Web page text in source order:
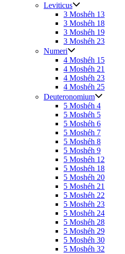
Leviticus
3 Moshéh 13
3 Moshéh 18
3 Moshéh 19
3 Moshéh 23
Numeri
4 Moshéh 15
4 Moshéh 21
4 Moshéh 23
4 Moshéh 25
Deuteronomium
5 Moshéh 4
5 Moshéh 5
5 Moshéh 6
5 Moshéh 7
5 Moshéh 8
5 Moshéh 9
5 Moshéh 12
5 Moshéh 18
5 Moshéh 20
5 Moshéh 21
5 Moshéh 22
5 Moshéh 23
5 Moshéh 24
5 Moshéh 28
5 Moshéh 29
5 Moshéh 30
5 Moshéh 32